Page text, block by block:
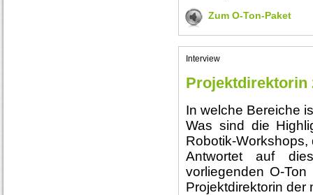
Zum O-Ton-Paket
Interview
Projektdirektorin
In welche Bereiche
Was sind die
Robotik-
Antwortet auf
vorliegenden O-Ton
Projektdirektorin der